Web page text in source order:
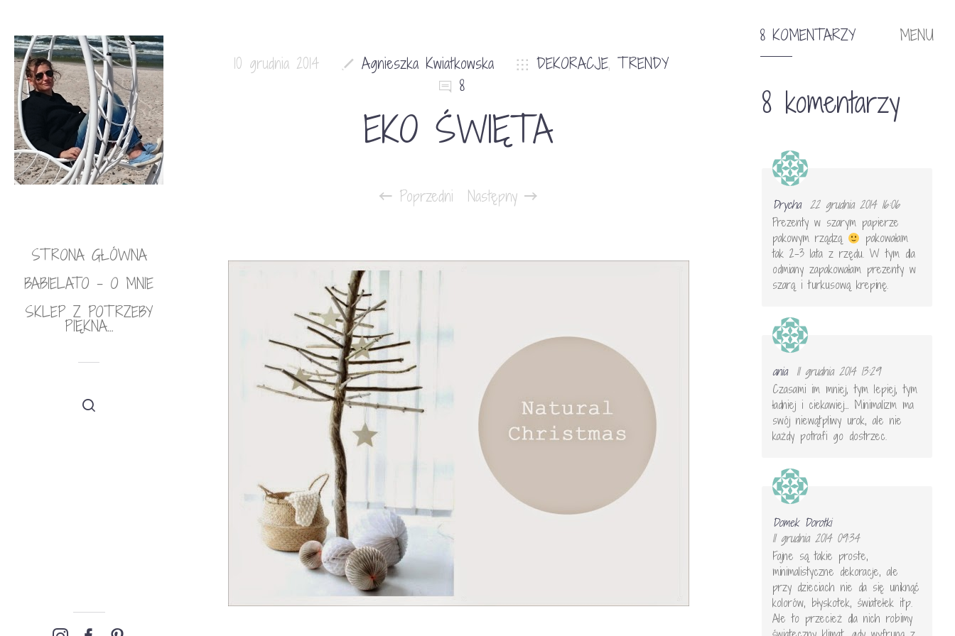
STRONA GŁÓWNA
BABIELATO – O MNIE
SKLEP Z POTRZEBY
PIĘKNA…
10 grudnia 2014 Agnieszka Kwiatkowska DEKORACJE, TRENDY
8
EKO ŚWIĘTA
Poprzedni Następny
8 KOMENTARZY MENU
8 komentarzy
Drycha 22 grudnia 2014 16:06
Prezenty w szarym papierze
pakowym rządzą
pakowałam
tak 2-3 lata z rzędu. W tym dla
odmiany zapakowałam prezenty w
szarą i turkusową krepinę.
ania
11 grudnia 2014 13:29
Czasami im mniej, tym lepiej, tym
ładniej i ciekawiej… Minimalizm ma
swój niewątpliwy urok, ale nie
każdy potrafi go dostrzec.
Domek Dorotki
11 grudnia 2014 09:34
Fajne są takie proste,
minimalistyczne dekoracje, ale
przy dzieciach nie da się uniknąć
kolorów, błyskotek, światełek itp.
Ale to przecież dla nich robimy